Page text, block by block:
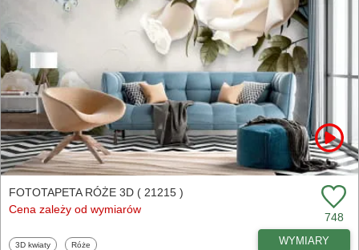
FOTOTAPETA RÓŻE 3D ( 21215 )
Cena zależy od wymiarów
748
Fototapety
3D kwiaty Fototapety
Róże WYMIARY